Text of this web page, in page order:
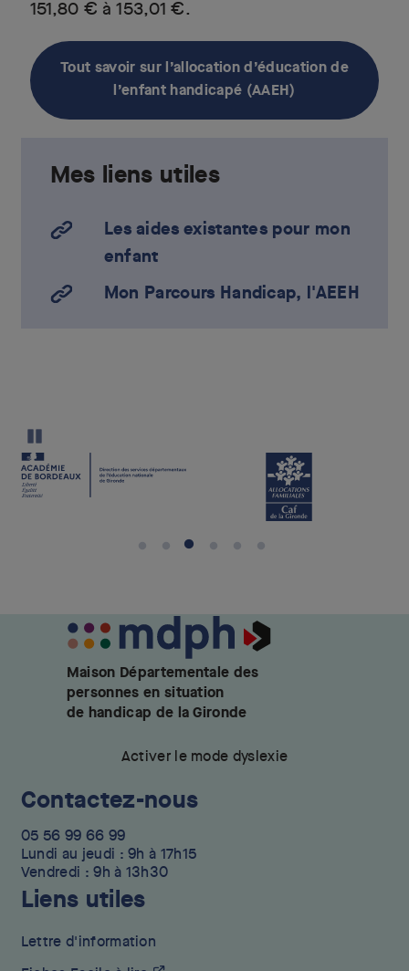
151,80 € à 153,01 €.
Tout savoir sur l’allocation d’éducation de
l’enfant handicapé (AAEH)
Mes liens utiles
Les aides existantes pour mon
enfant
Mon Parcours Handicap, l'AEEH
Pause
Maison Départementale des
personnes en situation
de handicap de la Gironde
Activer le mode dyslexie
Contactez-nous
05 56 99 66 99
Lundi au jeudi : 9h à 17h15
Vendredi : 9h à 13h30
Liens utiles
Lettre d'information